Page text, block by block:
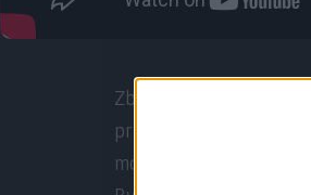
Zbliżamy się do końca
przedostatni odcinek,
mówiliśmy, że poziom